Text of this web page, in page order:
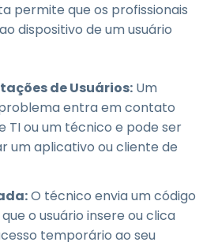
permite que os profissionais
dispositivo de um usuário
de Usuários: Um
entra em contato
TI ou um técnico e pode ser
um aplicativo ou cliente de
O técnico envia um código
o usuário insere ou clica
temporário ao seu